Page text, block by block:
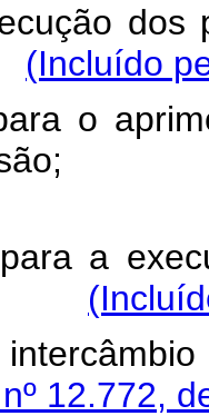
dos
(Incluído
o
a
o
12.772,